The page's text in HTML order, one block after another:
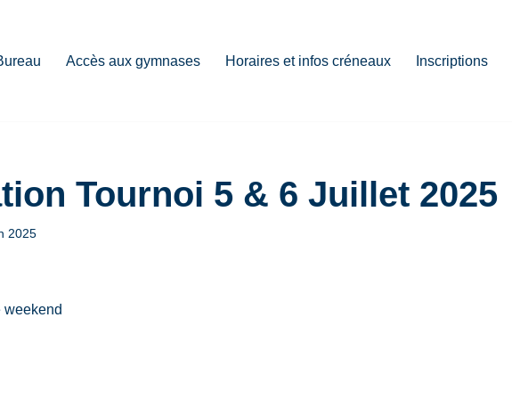
Accès aux gymnases Horaires et infos créneaux Inscriptions
Tournoi 5 & 6 Juillet 2025
2025
weekend